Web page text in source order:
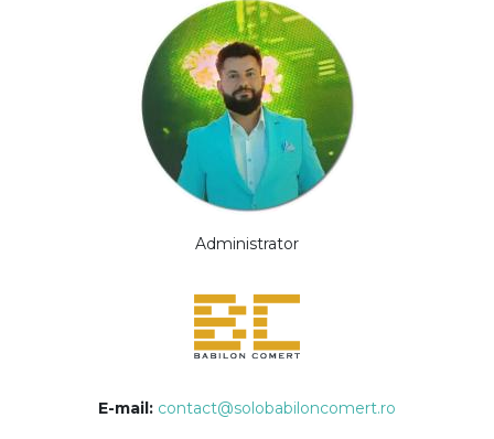
Administrator
E-mail: contact@solobabiloncomert.ro